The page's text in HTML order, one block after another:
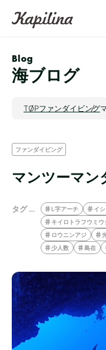
Blog
海ブログ
TOPファンダイビング
ファンダイビング
マンツーマン
タグ … L字アーチ イ
キイロトラフウミウ
ロウニンアジ
少人数
島在